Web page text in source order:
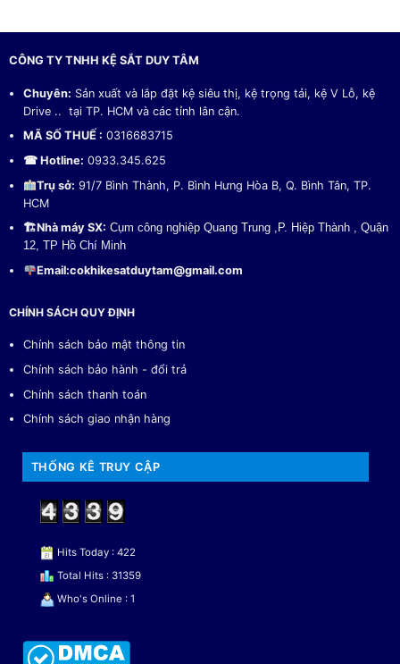
CÔNG TY TNHH KỆ SẮT DUY TÂM
Chuyên: Sản xuất và lắp đặt kệ siêu thị, kệ trọng tải, kệ V Lỗ, kệ
Drive .. tại TP. HCM và các tỉnh lân cận.
MÃ SỐ THUẾ : 0316683715
☎ Hotline: 0933.345.625
Trụ sở: 91/7 Bình Thành, P. Bình Hưng Hòa B, Q. Bình Tân, TP.
HCM
🏗Nhà máy SX: Cụm công nghiệp Quang Trung ,P. Hiệp Thành , Quận
12, TP Hồ Chí Minh
Email:cokhikesatduytam@gmail.com
CHÍNH SÁCH QUY ĐỊNH
Chính sách bảo mật thông tin
Chính sách bảo hành - đổi trả
Chính sách thanh toán
Chính sách giao nhận hàng
THỐNG KÊ TRUY CẬP
Hits Today : 422
Total Hits : 31359
Who's Online : 1